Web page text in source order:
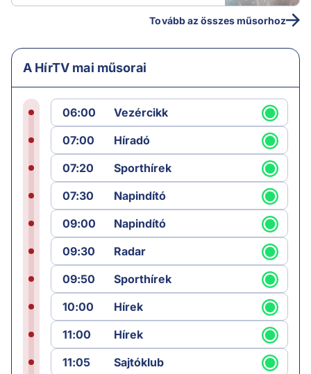
Tovább az összes műsorhoz
A HírTV mai műsorai
06:00
Vezércikk
07:00
Híradó
07:20
Sporthírek
07:30
Napindító
09:00
Napindító
09:30
Radar
09:50
Sporthírek
10:00
Hírek
11:00
Hírek
11:05
Sajtóklub